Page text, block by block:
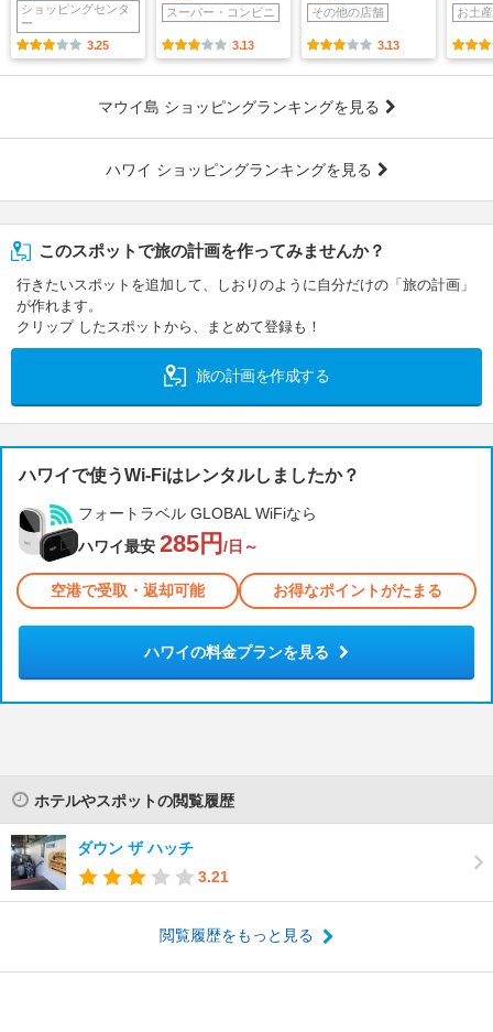
ショッピングセンタ
ー
3.25
スーパー・コンビニ
3.13
その他の店舗
3.13
お土
マウイ島 ショッピングランキングを見る
ハワイ ショッピングランキングを見る
このスポットで旅の計画を作ってみませんか？
行きたいスポットを追加して、しおりのように自分だけの「旅の計画」
が作れます。
クリップ したスポットから、まとめて登録も！
旅の計画を作成する
ハワイで使うWi-Fiはレンタルしましたか？
フォートラベル GLOBAL WiFiなら
ハワイ最安 285円 /日～
空港で受取・返却可能 お得なポイントがたまる
ハワイの料金プランを見る
ホテルやスポットの閲覧履歴
ダウン ザ ハッチ
3.21
閲覧履歴をもっと見る